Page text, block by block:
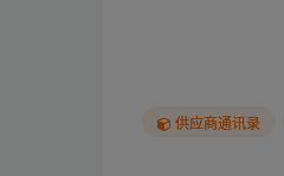
供应商通讯录